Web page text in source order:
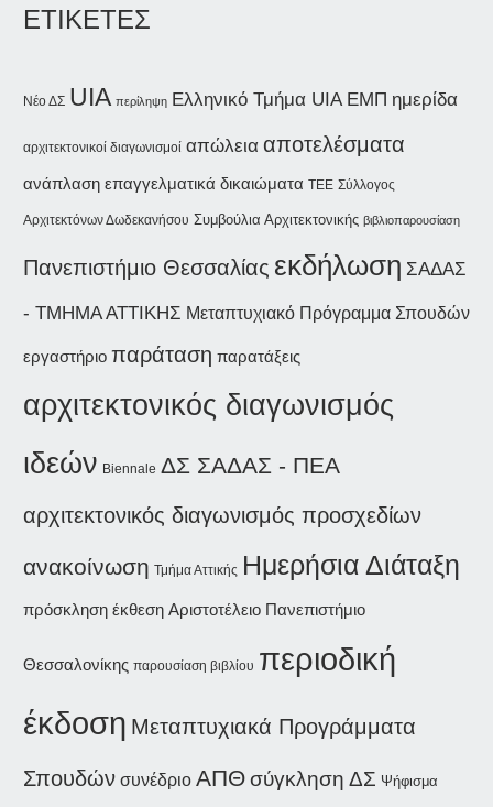
ΕΤΙΚΕΤΕΣ
Νέο ΔΣ UIA περίληψη Ελληνικό Τμήμα UIA ΕΜΠ ημερίδα
αρχιτεκτονικοί διαγωνισμοί απώλεια αποτελέσματα
ανάπλαση επαγγελματικά δικαιώματα ΤΕΕ Σύλλογος
Αρχιτεκτόνων Δωδεκανήσου Συμβούλια Αρχιτεκτονικής βιβλιοπαρουσίαση
Πανεπιστήμιο Θεσσαλίας εκδήλωση ΣΑΔΑΣ
- ΤΜΗΜΑ ΑΤΤΙΚΗΣ Μεταπτυχιακό Πρόγραμμα Σπουδών
εργαστήριο παράταση παρατάξεις
αρχιτεκτονικός διαγωνισμός
ιδεών Biennale ΔΣ ΣΑΔΑΣ - ΠΕΑ
αρχιτεκτονικός διαγωνισμός προσχεδίων
ανακοίνωση Τμήμα Αττικής Ημερήσια Διάταξη
πρόσκληση έκθεση Αριστοτέλειο Πανεπιστήμιο
Θεσσαλονίκης παρουσίαση βιβλίου περιοδική
έκδοση Μεταπτυχιακά Προγράμματα
Σπουδών συνέδριο ΑΠΘ σύγκληση ΔΣ Ψήφισμα